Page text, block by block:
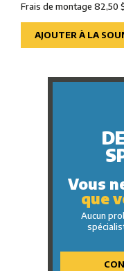
Frais de montage 82,50
AJOUTER À LA
Vous
que
Aucun